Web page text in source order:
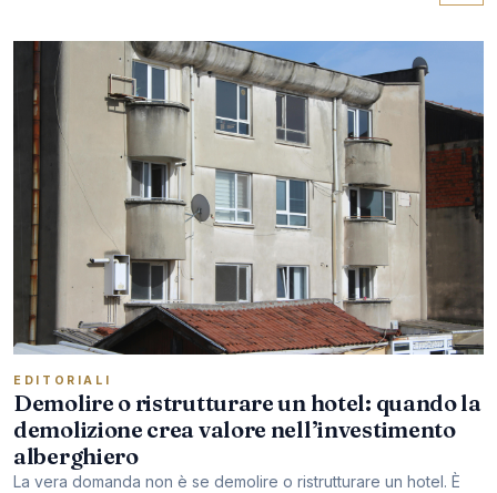
EDITORIALI
Demolire o ristrutturare un hotel: quando la
demolizione crea valore nell’investimento
alberghiero
La vera domanda non è se demolire o ristrutturare un hotel. È